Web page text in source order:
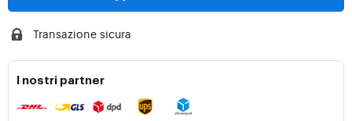
Transazione sicura
I nostri partner